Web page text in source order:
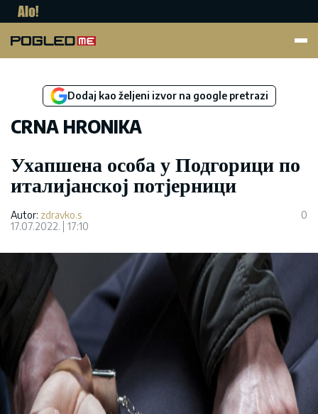
Dodaj kao željeni izvor na google pretrazi
CRNA HRONIKA
Ухапшена особа у Подгорици по
италијанској потјерници
Autor: zdravko.s
17.07.2022.
17:10
0